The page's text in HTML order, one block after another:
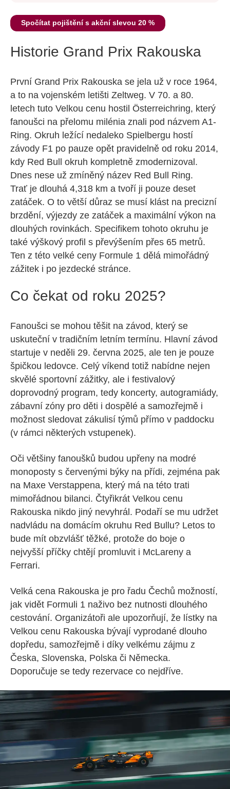
Spočítat pojištění s akční slevou 20 %
Historie Grand Prix Rakouska
První Grand Prix Rakouska se jela už v roce 1964,
a to na vojenském letišti Zeltweg. V 70. a 80.
letech tuto Velkou cenu hostil Österreichring, který
fanoušci na přelomu milénia znali pod názvem A1-
Ring. Okruh ležící nedaleko Spielbergu hostí
závody F1 po pauze opět pravidelně od roku 2014,
kdy Red Bull okruh kompletně zmodernizoval.
Dnes nese už zmíněný název Red Bull Ring.
Trať je dlouhá 4,318 km a tvoří ji pouze deset
zatáček. O to větší důraz se musí klást na precizní
brzdění, výjezdy ze zatáček a maximální výkon na
dlouhých rovinkách. Specifikem tohoto okruhu je
také výškový profil s převýšením přes 65 metrů.
Ten z této velké ceny Formule 1 dělá mimořádný
zážitek i po jezdecké stránce.
Co čekat od roku 2025?
Fanoušci se mohou těšit na závod, který se
uskuteční v tradičním letním termínu. Hlavní závod
startuje v neděli 29. června 2025, ale ten je pouze
špičkou ledovce. Celý víkend totiž nabídne nejen
skvělé sportovní zážitky, ale i festivalový
doprovodný program, tedy koncerty, autogramiády,
zábavní zóny pro děti i dospělé a samozřejmě i
možnost sledovat zákulisí týmů přímo v paddocku
(v rámci některých vstupenek).
Oči většiny fanoušků budou upřeny na modré
monoposty s červenými býky na přídi, zejména pak
na Maxe Verstappena, který má na této trati
mimořádnou bilanci. Čtyřikrát Velkou cenu
Rakouska nikdo jiný nevyhrál. Podaří se mu udržet
nadvládu na domácím okruhu Red Bullu? Letos to
bude mít obzvlášť těžké, protože do boje o
nejvyšší příčky chtějí promluvit i McLareny a
Ferrari.
Velká cena Rakouska je pro řadu Čechů možností,
jak vidět Formuli 1 naživo bez nutnosti dlouhého
cestování. Organizátoři ale upozorňují, že lístky na
Velkou cenu Rakouska bývají vyprodané dlouho
dopředu, samozřejmě i díky velkému zájmu z
Česka, Slovenska, Polska či Německa.
Doporučuje se tedy rezervace co nejdříve.